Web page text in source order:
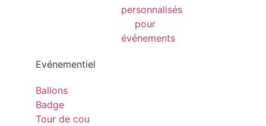
Evénementiel
Ballons
Badge
Tour de cou